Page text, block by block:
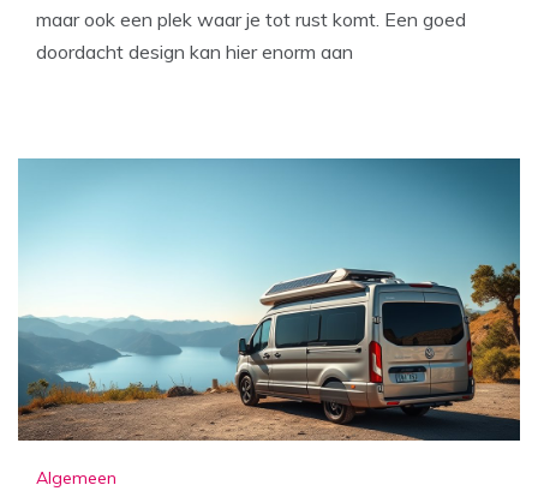
maar ook een plek waar je tot rust komt. Een goed
doordacht design kan hier enorm aan
Algemeen